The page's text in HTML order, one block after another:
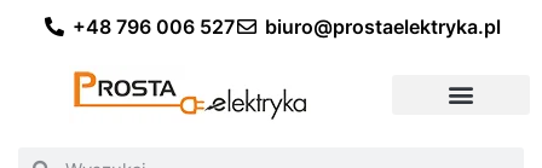
+48 796 006 527 biuro@prostaelektryka.pl